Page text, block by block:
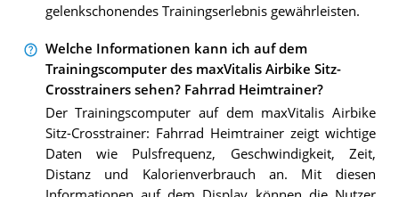
gelenkschonendes Trainingserlebnis gewährleisten.
Welche Informationen kann ich auf dem
Trainingscomputer des maxVitalis Airbike Sitz-
Crosstrainers sehen? Fahrrad Heimtrainer?
Der Trainingscomputer auf dem maxVitalis Airbike
Sitz-Crosstrainer: Fahrrad Heimtrainer zeigt wichtige
Daten wie Pulsfrequenz, Geschwindigkeit, Zeit,
Distanz und Kalorienverbrauch an. Mit diesen